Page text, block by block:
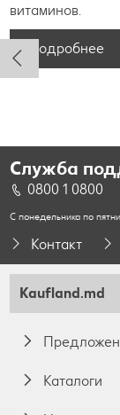
витаминов.
Подробнее
Служба
0800 1 0800
С понедельника по
Контакт
Kaufland.md
Каталоги